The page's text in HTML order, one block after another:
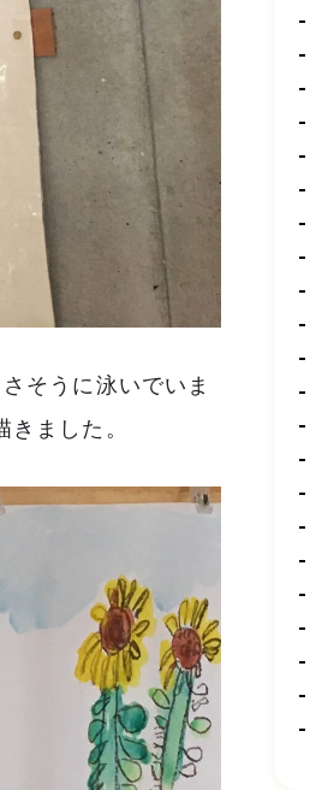
そうに泳いでいま
ました。